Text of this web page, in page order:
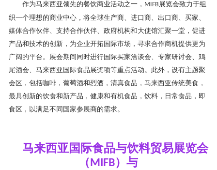
作为马来西亚领先的餐饮商业活动之一， MIFB展览会致力于组
织一个理想的商业中心，将全球生产商、进口商、出口商、买家、
媒体合作伙伴、支持合作伙伴、政府机构和大使馆汇聚一堂，促进
产品和技术的创新，为企业开拓国际市场，寻求合作商机提供更为
广阔的平台。展会期间同时进行国际买家洽谈会、专家研讨会、鸡
尾酒会、马来西亚国际食品展奖项等重点活动。此外，设有主题聚
会区，包括咖啡，葡萄酒和烈酒，清真食品，马来西亚传统美食，
最具创新的饮食和新产品，健康和有机食品，饮料，日常食品，即
食区，以满足不同国家参展商的需求。
马来西亚国际食品与饮料贸易展览会
（MIFB）与